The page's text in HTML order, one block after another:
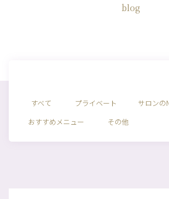
blog
すべて プライベート
サロンの
おすすめメニュー
その他